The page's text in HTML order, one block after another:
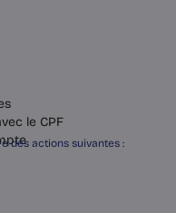
des actions suivantes :